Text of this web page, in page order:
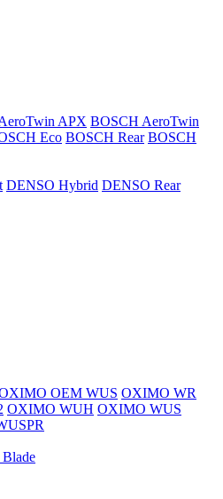
APX BOSCH AeroTwin
Eco BOSCH Rear BOSCH
DENSO Hybrid DENSO Rear
OEM WUS OXIMO WR
OXIMO WUH OXIMO WUS